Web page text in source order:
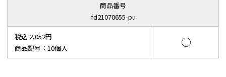
商品番号
fd21070655-pu
税込 2,052円
商品記号：10個入
○